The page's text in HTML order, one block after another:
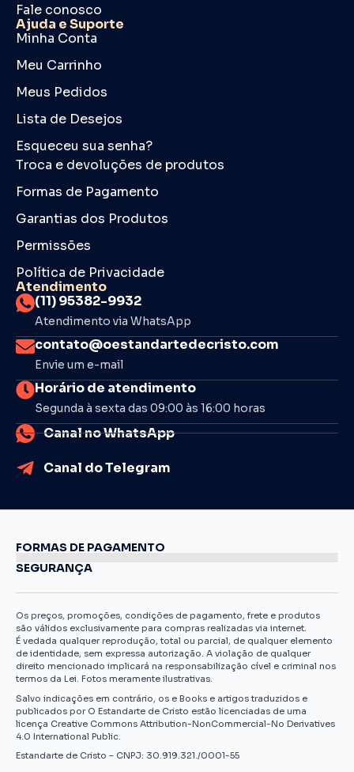
Fale conosco
Ajuda e Suporte
Minha Conta
Meu Carrinho
Meus Pedidos
Lista de Desejos
Esqueceu sua senha?
Troca e devoluções de produtos
Formas de Pagamento
Garantias dos Produtos
Permissões
Política de Privacidade
Atendimento
(11) 95382-9932
Atendimento via WhatsApp
contato@oestandartedecristo.com
Envie um e-mail
Horário de atendimento
Segunda à sexta das 09:00 às 16:00 horas
Canal no WhatsApp
Canal do Telegram
FORMAS DE PAGAMENTO
SEGURANÇA
Os preços, promoções, condições de pagamento, frete e produtos
são válidos exclusivamente para compras realizadas via internet.
É vedada qualquer reprodução, total ou parcial, de qualquer elemento
de identidade, sem expressa autorização. A violação de qualquer
direito mencionado implicará na responsabilização cível e criminal nos
termos da Lei. Fotos meramente ilustrativas.
Salvo indicações em contrário, os e Books e artigos traduzidos e
publicados por O Estandarte de Cristo estão licenciadas de uma
licença Creative Commons Attribution-NonCommercial-No Derivatives
4.0 International Public.
Estandarte de Cristo – CNPJ: 30.919.321./0001-55